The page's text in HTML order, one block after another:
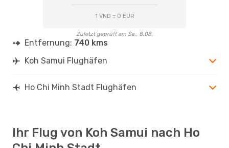
1 VND = 0 EUR
Zuletzt geprüft am Sa., 8.08.
Entfernung: 740 kms
Koh Samui Flughäfen
Ho Chi Minh Stadt Flughäfen
Ihr Flug von Koh Samui nach Ho